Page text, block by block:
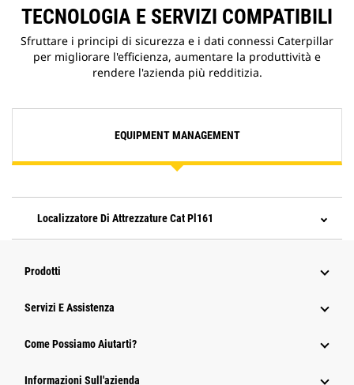
TECNOLOGIA E SERVIZI COMPATIBILI
Sfruttare i principi di sicurezza e i dati connessi Caterpillar
per migliorare l'efficienza, aumentare la produttività e
rendere l'azienda più redditizia.
EQUIPMENT MANAGEMENT
Localizzatore Di Attrezzature Cat Pl161
Prodotti
Servizi E Assistenza
Come Possiamo Aiutarti?
Informazioni Sull'azienda